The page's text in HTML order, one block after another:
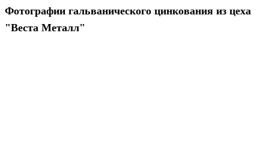
Фотографии гальванического цинкования из цеха
"Веста Металл"